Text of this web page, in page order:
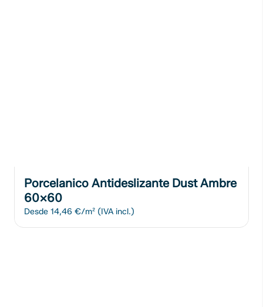
Porcelanico Antideslizante Dust Ambre
60x60
Desde 14,46 €/m² (IVA incl.)